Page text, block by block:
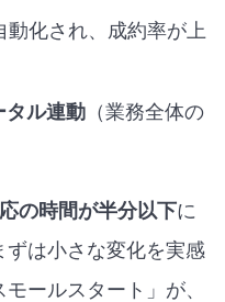
動化され、成約率が上
タル連動 （業務全体の
の時間が半分以下に
は小さな変化を実感
ールスタート」が、